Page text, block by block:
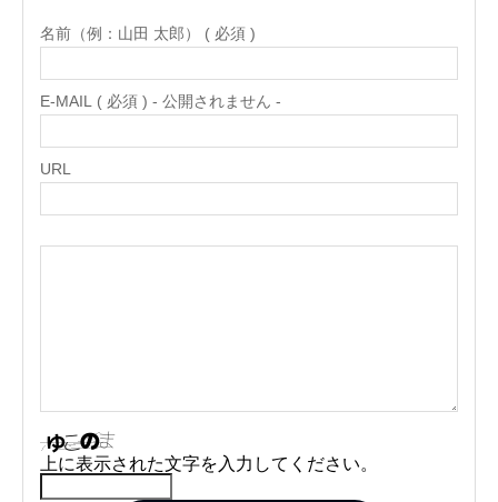
名前（例：山田 太郎） ( 必須 )
E-MAIL ( 必須 ) - 公開されません -
URL
上に表示された文字を入力してください。